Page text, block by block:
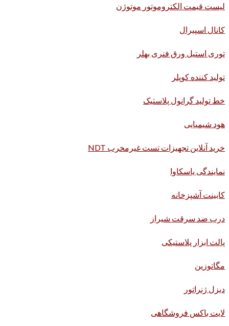
لیست قیمت الکتروموتور موتوژن
کانال اسپیرال
توری استیل ورق فنری بهلر
تولید کننده کوپلر
خط تولید گرانول پلاستیک
هود شیمیایی
خرید آنلاین تجهیزات تست غیرمخرب NDT
نمایندگی یاسکاوا
کابینت آشپزخانه
درب ضد سرقت شیراز
پالت ابزار پلاستیکی
مگاتوزین
دیزل ژنراتور
لایت باکس فروشگاهی